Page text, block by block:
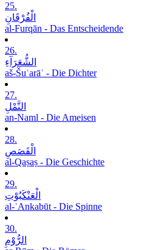
25.
الْفُرْقَانِ
al-Furqān - Das Entscheidende
26.
الشُّعَرَآءِ
aš-Šuʿarāʾ - Die Dichter
27.
النَّمْلِ
an-Naml - Die Ameisen
28.
الْقَصَصِ
al-Qaṣaṣ - Die Geschichte
29.
الْعَنْکَبُوْتِ
al-ʿAnkabūt - Die Spinne
30.
الرُّوْمِ